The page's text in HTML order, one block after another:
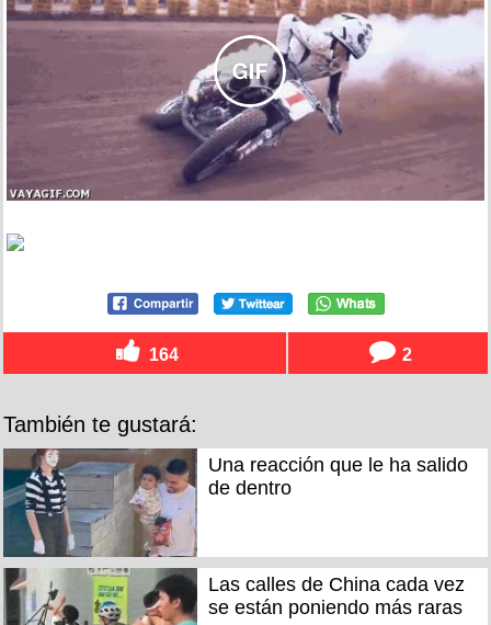
164 2
También te gustará:
Una reacción que le ha salido
de dentro
Las calles de China cada vez
se están poniendo más raras